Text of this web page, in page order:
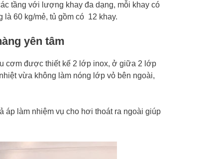
tầng với lượng khay đa dạng, mỗi khay có
là 60 kg/mẻ, tủ gồm có 12 khay.
yên tâm
cơm được thiết kế 2 lớp inox, ở giữa 2 lớp
vừa không làm nóng lớp vỏ bên ngoài,
áp làm nhiệm vụ cho hơi thoát ra ngoài giúp